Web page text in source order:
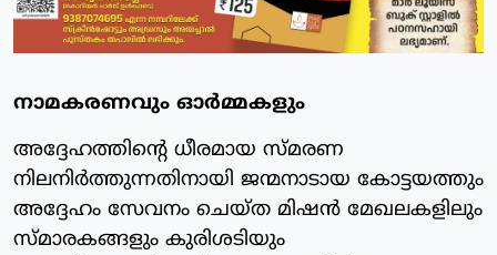
നാമകരണവും ഓർമ്മകളും
അദ്ദേഹത്തിന്റെ ധീരമായ സ്മരണ
നിലനിർത്തുന്നതിനായി ജന്മനാടായ കോട്ടയത്തും
അദ്ദേഹം സേവനം ചെയ്ത മിഷൻ മേഖലകളിലും
സ്മാരകങ്ങളും കുരിശടിയും